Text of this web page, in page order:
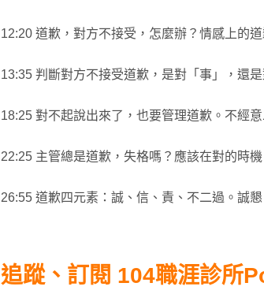
12:20 道歉，對方不接受，怎麼辦？情感上的
13:35 判斷對方不接受道歉，是對「事」，還是
18:25 對不起說出來了，也要管理道歉。不經
22:25 主管總是道歉，失格嗎？應該在對的時機
26:55 道歉四元素：誠、信、責、不二過。誠
追蹤、訂閱 104職涯診所